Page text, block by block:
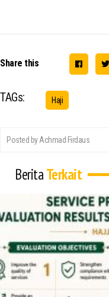
Share this
TAGs: Haji
Posted by Achmad Firdaus
BeritaTerkait